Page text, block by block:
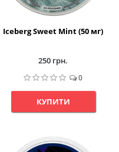
Iceberg Sweet Mint (50 мг)
250 грн.
0
КУПИТИ